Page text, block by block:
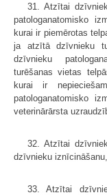
31. Atzītai
patologanatomisko
kurai ir piemērotas
ja atzītā dzīvnieku
dzīvnieku
turēšanas vietas
kurai ir
patologanatomisko
veterinārārsta
32. Atzītai
dzīvnieku
33. Atzītai